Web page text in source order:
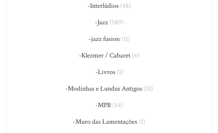
-Interlúdios(48)
-Jazz(589)
-jazz fusion(11)
-Klezmer / Cabaret (6)
-Livros(1)
-Modinhas e Lundus Antigos (31)
-MPB(54)
-Muro das Lamentações (1)